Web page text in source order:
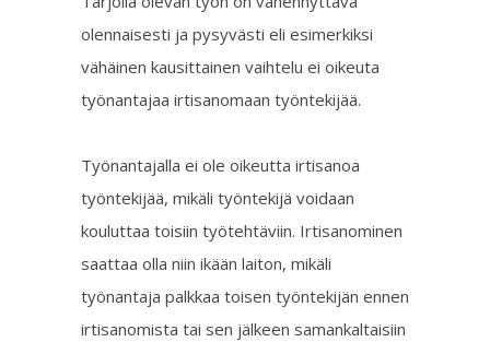
olennaisesti ja pysyvästi eli esimerkiksi
vähäinen kausittainen vaihtelu ei oikeuta
työnantajaa irtisanomaan työntekijää.
Työnantajalla ei ole oikeutta irtisanoa
työntekijää, mikäli työntekijä voidaan
kouluttaa toisiin työtehtäviin. Irtisanominen
saattaa olla niin ikään laiton, mikäli
työnantaja palkkaa toisen työntekijän ennen
irtisanomista tai sen jälkeen samankaltaisiin